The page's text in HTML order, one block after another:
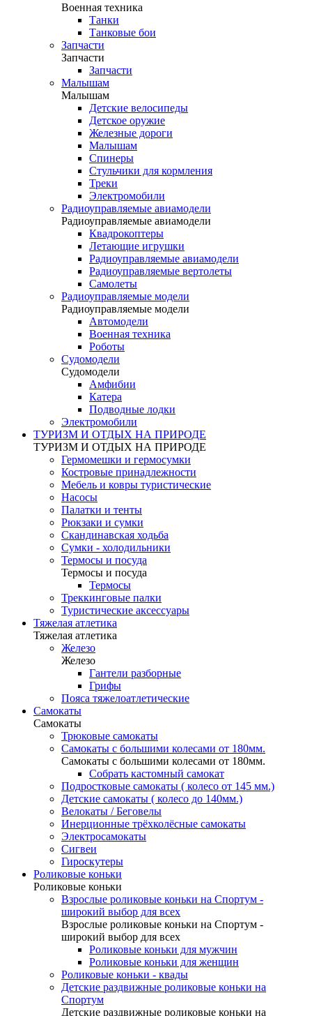
Военная техника
Танки
Танковые бои
Запчасти
Запчасти
Запчасти
Малышам
Малышам
Детские велосипеды
Детское оружие
Железные дороги
Малышам
Спинеры
Стульчики для кормления
Треки
Электромобили
Радиоуправляемые авиамодели
Радиоуправляемые авиамодели
Квадрокоптеры
Летающие игрушки
Радиоуправляемые авиамодели
Радиоуправляемые вертолеты
Самолеты
Радиоуправляемые модели
Радиоуправляемые модели
Автомодели
Военная техника
Роботы
Судомодели
Судомодели
Амфибии
Катера
Подводные лодки
Электромобили
ТУРИЗМ И ОТДЫХ НА ПРИРОДЕ
ТУРИЗМ И ОТДЫХ НА ПРИРОДЕ
Гермомешки и гермосумки
Костровые принадлежности
Мебель и ковры туристические
Насосы
Палатки и тенты
Рюкзаки и сумки
Скандинавская ходьба
Сумки - холодильники
Термосы и посуда
Термосы и посуда
Термосы
Треккинговые палки
Туристические аксессуары
Тяжелая атлетика
Тяжелая атлетика
Железо
Железо
Гантели разборные
Грифы
Пояса тяжелоатлетические
Самокаты
Самокаты
Трюковые самокаты
Самокаты с большими колесами от 180мм.
Самокаты с большими колесами от 180мм.
Собрать кастомный самокат
Подростковые самокаты ( колесо от 145 мм.)
Детские самокаты ( колесо до 140мм.)
Велокаты / Беговелы
Инерционные трёхколёсные самокаты
Электросамокаты
Сигвеи
Гироскутеры
Роликовые коньки
Роликовые коньки
Взрослые роликовые коньки на Спортум -
широкий выбор для всех
Взрослые роликовые коньки на Спортум -
широкий выбор для всех
Роликовые коньки для мужчин
Роликовые коньки для женщин
Роликовые коньки - квады
Детские раздвижные роликовые коньки на
Спортум
Детские раздвижные роликовые коньки на